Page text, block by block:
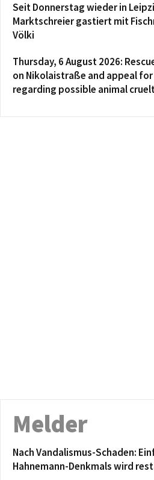
Seit Donnerstag wieder in
Marktschreier gastiert mit
Völki
Thursday, 6 August 2026:
on Nikolaistraße and appeal
regarding possible animal
Melder
Nach Vandalismus-Schaden:
Hahnemann-Denkmals wird